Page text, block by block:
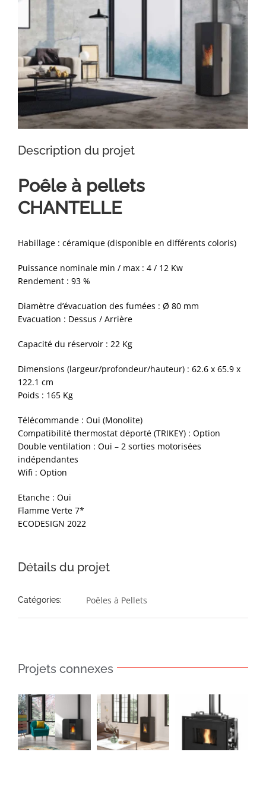
Description du projet
Poêle à pellets
CHANTELLE
Habillage : céramique (disponible en différents coloris)
Puissance nominale min / max : 4 / 12 Kw
Rendement : 93 %
Diamètre d’évacuation des fumées : Ø 80 mm
Evacuation : Dessus / Arrière
Capacité du réservoir : 22 Kg
Dimensions (largeur/profondeur/hauteur) : 62.6 x 65.9 x
122.1 cm
Poids : 165 Kg
Télécommande : Oui (Monolite)
Compatibilité thermostat déporté (TRIKEY) : Option
Double ventilation : Oui – 2 sorties motorisées
indépendantes
Wifi : Option
Etanche : Oui
Flamme Verte 7*
ECODESIGN 2022
Détails du projet
Catégories: Poêles à Pellets
Projets connexes